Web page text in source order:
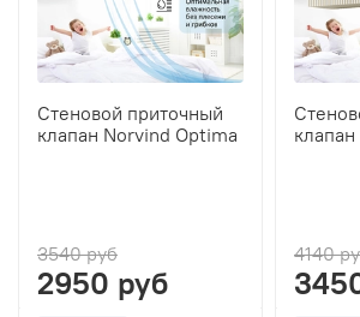
Стеновой приточный
клапан Norvind Optima
3540 руб
2950 руб
4140